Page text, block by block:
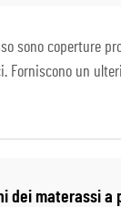
sono coperture
Forniscono un
dei materassi a